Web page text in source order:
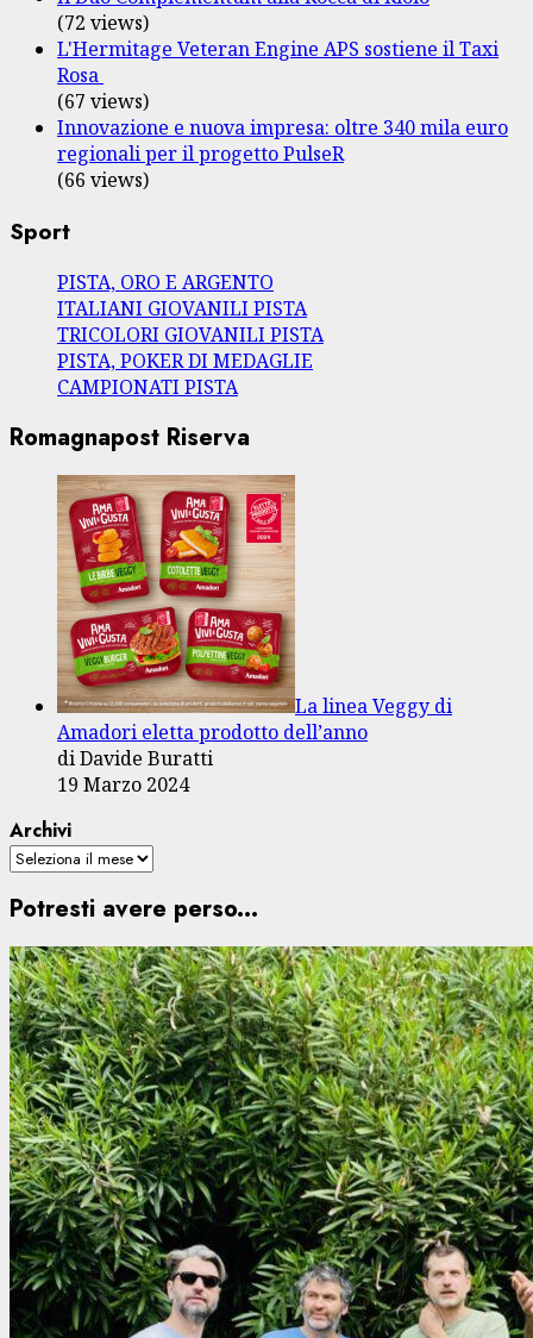
(72 views)
L'Hermitage Veteran Engine APS sostiene il Taxi
Rosa
(67 views)
Innovazione e nuova impresa: oltre 340 mila euro
regionali per il progetto PulseR
(66 views)
Sport
PISTA, ORO E ARGENTO
ITALIANI GIOVANILI PISTA
TRICOLORI GIOVANILI PISTA
PISTA, POKER DI MEDAGLIE
CAMPIONATI PISTA
Romagnapost Riserva
La linea Veggy di
Amadori eletta prodotto dell’anno
di Davide Buratti
19 Marzo 2024
Archivi
Potresti avere perso...